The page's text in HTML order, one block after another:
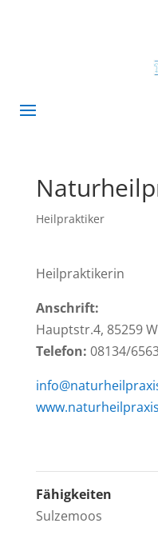
Heilpraktiker
Heilpraktikerin
Anschrift:
Hauptstr.4, 85259
Telefon: 08134/
Fähigkeiten
Sulzemoos